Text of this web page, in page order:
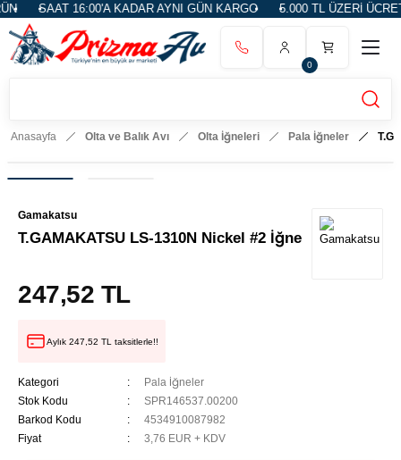
SAAT 16:00'A KADAR AYNI GÜN KARGO 5.000 TL ÜZERİ
0
Anasayfa Olta ve Balık Avı Olta İğneleri Pala İğneler
Gamakatsu
T.GAMAKATSU LS-1310N Nickel #2 İğne
247,52 TL
Aylık 247,52 TL taksitlerle!!
Kategori
Pala İğneler
Stok Kodu
SPR146537.00200
Barkod Kodu
4534910087982
Fiyat
3,76 EUR + KDV